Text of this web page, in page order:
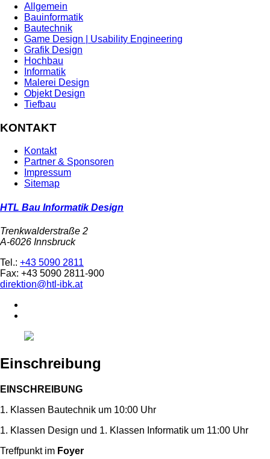
Allgemein
Bauinformatik
Bautechnik
Game Design | Usability Engineering
Grafik Design
Hochbau
Informatik
Malerei Design
Objekt Design
Tiefbau
KONTAKT
Kontakt
Partner & Sponsoren
Impressum
Sitemap
HTL Bau Informatik Design
Trenkwalderstraße 2
A-6026 Innsbruck
Tel.: +43 5090 2811
Fax: +43 5090 2811-900
direktion@htl-ibk.at
Einschreibung
EINSCHREIBUNG
1. Klassen Bautechnik um 10:00 Uhr
1. Klassen Design und 1. Klassen Informatik um 11:00 Uhr
Treffpunkt im Foyer